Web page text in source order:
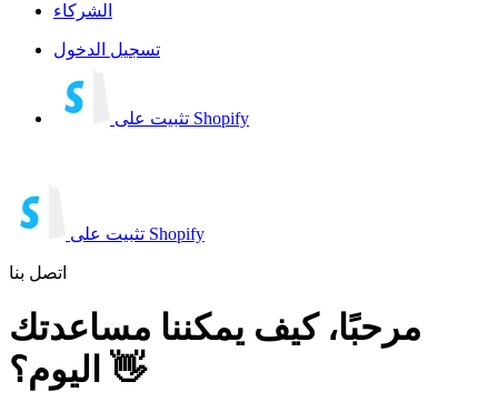
الشركاء
تسجيل الدخول
تثبيت على Shopify
تثبيت على Shopify
اتصل بنا
مرحبًا، كيف يمكننا مساعدتك
اليوم؟ 👋